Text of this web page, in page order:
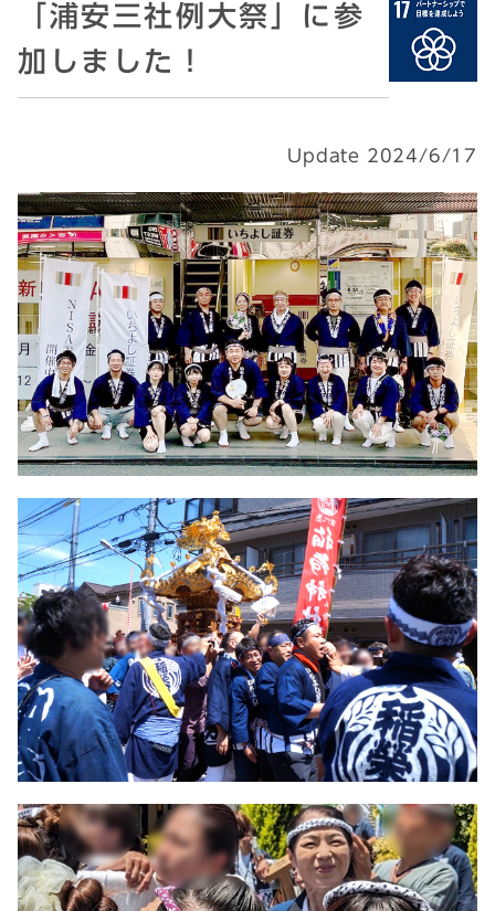
「浦安三社例大祭」に参
加しました！
Update 2024/6/17